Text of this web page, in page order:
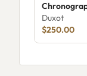
2065-JJ
Duxot
$250.00